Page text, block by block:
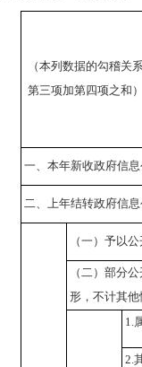
（本列数据的勾稽关
第三项加第四项之和）
一、本年新收政府信
二、上年结转政府信
（一）予以
（二）部分
形，不计其他
1.
2.